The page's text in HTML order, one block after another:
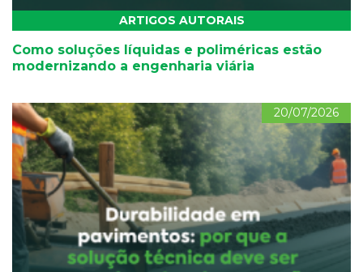
ARTIGOS AUTORAIS
Como soluções líquidas e poliméricas estão
modernizando a engenharia viária
20/07/2026